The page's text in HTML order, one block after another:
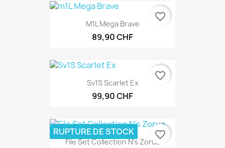
M1L Mega Brave
89,90 CHF
favorite_border
Sv1S Scarlet Ex
99,90 CHF
favorite_border
File Set Collection N's Zorua
RUPTURE DE STOCK favorite_border